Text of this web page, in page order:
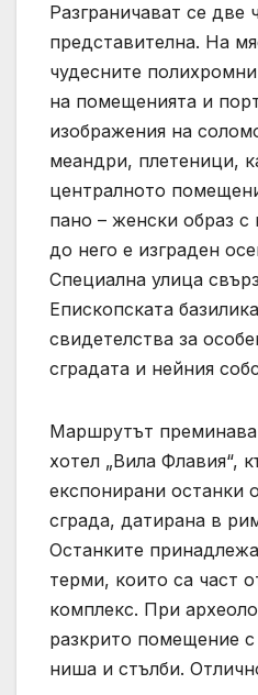
Разграничават се две
представителна. На
чудесните
на помещенията и
изображения на
меандри, плетеници,
централното
пано – женски образ
до него е изграден
Специална улица
Епископската
свидетелства за
сградата и нейния
Маршрутът преминава
хотел „Вила Флавия“,
експонирани останки
сграда, датирана в
Останките
терми, които са част
комплекс. При
разкрито помещение с
ниша и стълби.